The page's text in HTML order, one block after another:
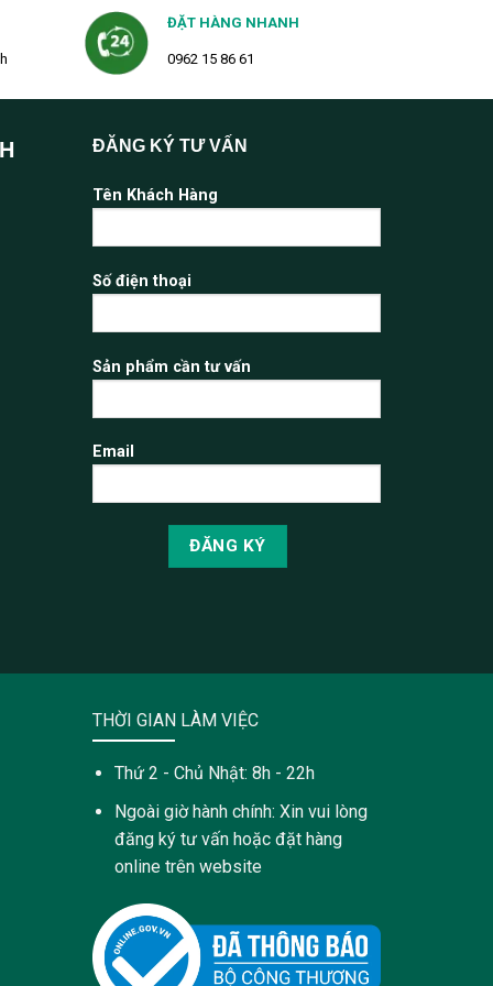
ĐẶT HÀNG NHANH
0962 15 86 61
ĐĂNG KÝ TƯ VẤN
Tên Khách Hàng
Số điện thoại
Sản phẩm cần tư vấn
Email
THỜI GIAN LÀM VIỆC
Thứ 2 - Chủ Nhật: 8h - 22h
Ngoài giờ hành chính: Xin vui lòng
đăng ký tư vấn hoặc đặt hàng
online trên website